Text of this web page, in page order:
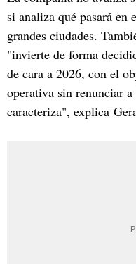
si analiza qué pasará
grandes ciudades.
"invierte de forma
de cara a 2026, con el
operativa sin renunciar
caracteriza", explica